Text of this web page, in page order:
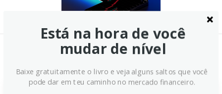
Notícias Relacionadas:
Está na hora de você
mudar de nível
Baixe gratuitamente o livro e veja alguns saltos que você
pode dar em teu caminho no mercado financeiro.